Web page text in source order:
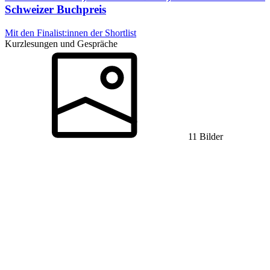
Schweizer Buchpreis
Mit den Finalist:innen der Shortlist
Kurzlesungen und Gespräche
11 Bilder